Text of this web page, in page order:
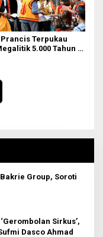
Prancis Terpukau
5.000 Tahun di
Group, Soroti
Sirkus’,
Dasco Ahmad